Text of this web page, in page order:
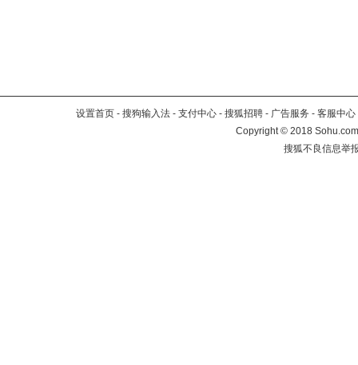
设置首页 - 搜狗输入法 - 支付中心 - 搜狐招聘 - 广告服务 - 客服中心
Copyright©2018
搜狐不良信息举